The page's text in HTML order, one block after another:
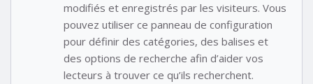
modifiés et enregistrés par les visiteurs. Vous
pouvez utiliser ce panneau de configuration
pour définir des catégories, des balises et
des options de recherche afin d’aider vos
lecteurs à trouver ce qu’ils recherchent.